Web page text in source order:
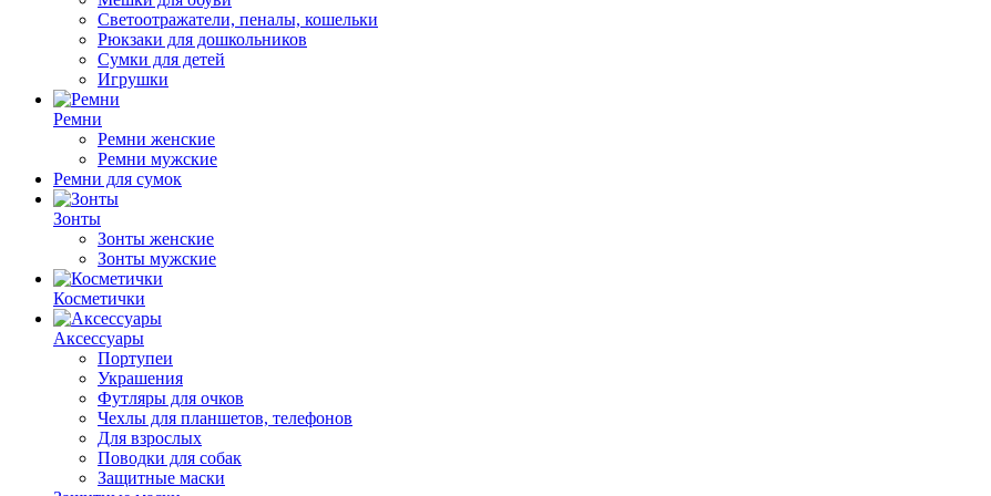
Светоотражатели, пеналы, кошельки
Рюкзаки для дошкольников
Сумки для детей
Игрушки
Ремни
Ремни женские
Ремни мужские
Ремни для сумок
Зонты
Зонты женские
Зонты мужские
Косметички
Аксессуары
Портупеи
Украшения
Футляры для очков
Чехлы для планшетов, телефонов
Для взрослых
Поводки для собак
Защитные маски